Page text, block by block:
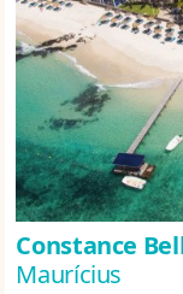
Constance
Maurícius